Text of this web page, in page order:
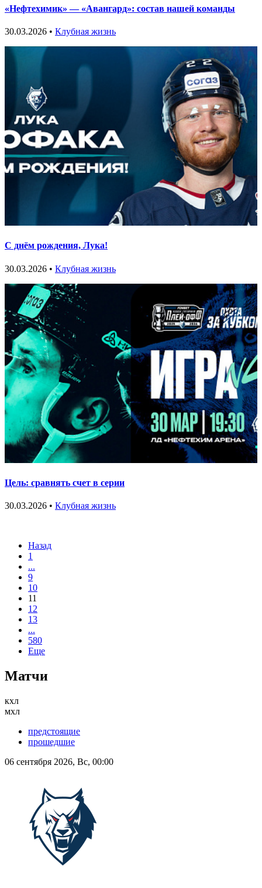
«Нефтехимик» — «Авангард»: состав нашей команды
30.03.2026 • Клубная жизнь
С днём рождения, Лука!
30.03.2026 • Клубная жизнь
Цель: сравнять счет в серии
30.03.2026 • Клубная жизнь
Назад
1
...
9
10
11
12
13
...
580
Еще
Матчи
кхл
мхл
предстоящие
прошедшие
06 сентября 2026, Вс, 00:00